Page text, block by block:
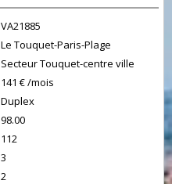
VA21885
Le Touquet-Paris-Plage
Secteur Touquet-centre ville
141 € /mois
Duplex
98.00
112
3
2